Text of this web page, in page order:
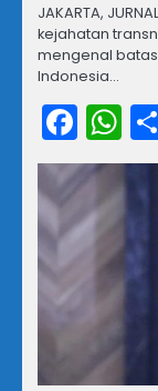
JAKARTA,
kejahatan
mengenal
Indonesia…